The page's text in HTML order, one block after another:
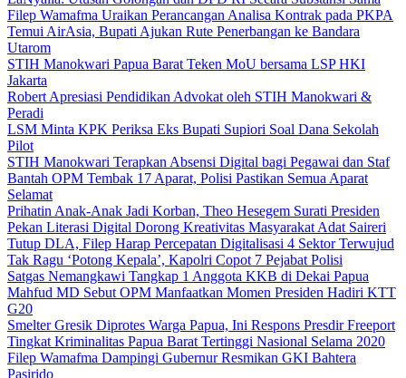
Filep Wamafma Uraikan Perancangan Analisa Kontrak pada PKPA
Temui AirAsia, Bupati Ajukan Rute Penerbangan ke Bandara
Utarom
STIH Manokwari Papua Barat Teken MoU bersama LSP HKI
Jakarta
Robert Apresiasi Pendidikan Advokat oleh STIH Manokwari &
Peradi
LSM Minta KPK Periksa Eks Bupati Supiori Soal Dana Sekolah
Pilot
STIH Manokwari Terapkan Absensi Digital bagi Pegawai dan Staf
Bantah OPM Tembak 17 Aparat, Polisi Pastikan Semua Aparat
Selamat
Prihatin Anak-Anak Jadi Korban, Theo Hesegem Surati Presiden
Pekan Literasi Digital Dorong Kreativitas Masyarakat Adat Saireri
Tutup DLA, Filep Harap Percepatan Digitalisasi 4 Sektor Terwujud
Tak Ragu ‘Potong Kepala’, Kapolri Copot 7 Pejabat Polisi
Satgas Nemangkawi Tangkap 1 Anggota KKB di Dekai Papua
Mahfud MD Sebut OPM Manfaatkan Momen Presiden Hadiri KTT
G20
Smelter Gresik Diprotes Warga Papua, Ini Respons Presdir Freeport
Tingkat Kriminalitas Papua Barat Tertinggi Nasional Selama 2020
Filep Wamafma Dampingi Gubernur Resmikan GKI Bahtera
Pasirido